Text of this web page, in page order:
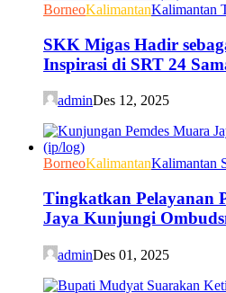
BorneoKalimantanKalimantan
SKK Migas Hadir
Inspirasi di SRT 24
adminDes 12, 2025
BorneoKalimantanKalimantan
Tingkatkan Pelayanan
Jaya Kunjungi
adminDes 01, 2025